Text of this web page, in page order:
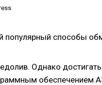
популярный способы
Однако
обеспечением